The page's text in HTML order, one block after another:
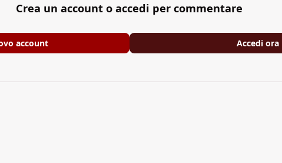
Crea un account o accedi per commentare
account Accedi ora